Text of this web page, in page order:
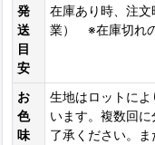
発
送
目
安
在庫あり時、注
業） ※在庫切れ
お
色
味
生地はロットに
います。複数回
了承ください。